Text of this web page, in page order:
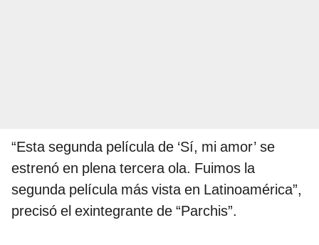
“Esta segunda película de ‘Sí, mi amor’ se
estrenó en plena tercera ola. Fuimos la
segunda película más vista en Latinoamérica”,
precisó el exintegrante de “Parchis”.